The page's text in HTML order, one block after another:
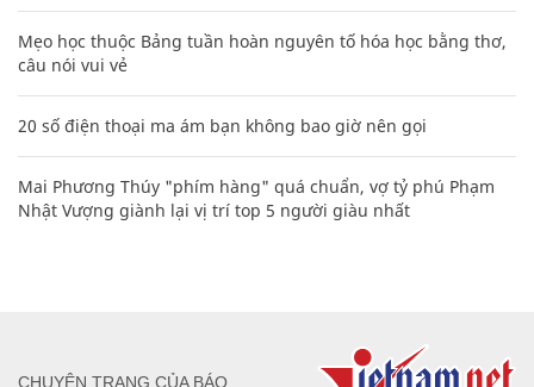
Mẹo học thuộc Bảng tuần hoàn nguyên tố hóa học bằng thơ,
câu nói vui vẻ
20 số điện thoại ma ám bạn không bao giờ nên gọi
Mai Phương Thúy "phím hàng" quá chuẩn, vợ tỷ phú Phạm
Nhật Vượng giành lại vị trí top 5 người giàu nhất
CHUYÊN TRANG CỦA BÁO